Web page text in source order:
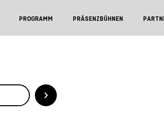
PROGRAMM PRÄSENZBÜHNEN